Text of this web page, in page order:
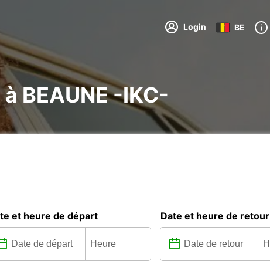
Login BE
BEAUNE -IKC-
et heure de départ Date et heure de retour